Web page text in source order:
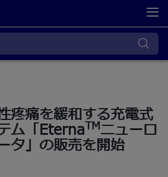
疼痛を緩和する充電式
ム「EternaTMニューロ
タ」の販売を開始